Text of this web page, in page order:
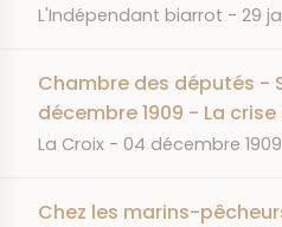
JOURNAL
L'Indépendant biarrot DATE
29
Chambre des députés -
décembre 1909 - La
JOURNAL
La Croix DATE
04 décembre 1909
Chez les marins-